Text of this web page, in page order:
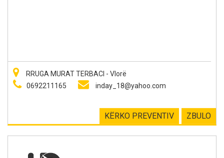
RRUGA MURAT TERBACI - Vlorë
0692211165
inday_18@yahoo.com
ZBULO
KËRKO PREVENTIV